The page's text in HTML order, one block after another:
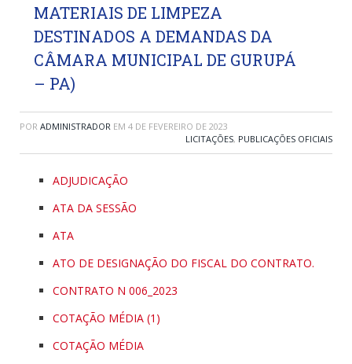
MATERIAIS DE LIMPEZA
DESTINADOS A DEMANDAS DA
CÂMARA MUNICIPAL DE GURUPÁ
– PA)
POR ADMINISTRADOR EM 4 DE FEVEREIRO DE 2023
LICITAÇÕES, PUBLICAÇÕES OFICIAIS
ADJUDICAÇÃO
ATA DA SESSÃO
ATA
ATO DE DESIGNAÇÃO DO FISCAL DO CONTRATO.
CONTRATO N 006_2023
COTAÇÃO MÉDIA (1)
COTAÇÃO MÉDIA